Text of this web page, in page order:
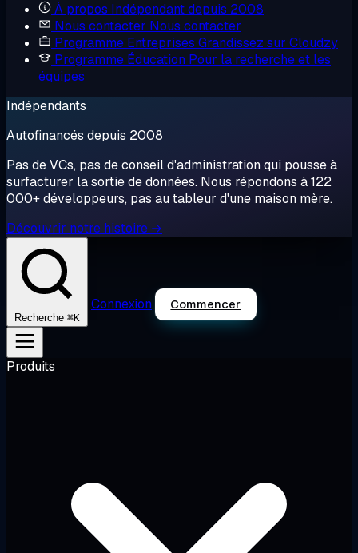
À propos Indépendant depuis 2008
Nous contacter Nous contacter
Programme Entreprises Grandissez sur Cloudzy
Programme Éducation Pour la recherche et les
équipes
Indépendants
Autofinancés depuis 2008
Pas de VCs, pas de conseil d'administration qui pousse à
surfacturer la sortie de données. Nous répondons à 122
000+ développeurs, pas au tableur d'une maison mère.
Découvrir notre histoire →
Recherche ⌘K
Connexion Commencer
Produits